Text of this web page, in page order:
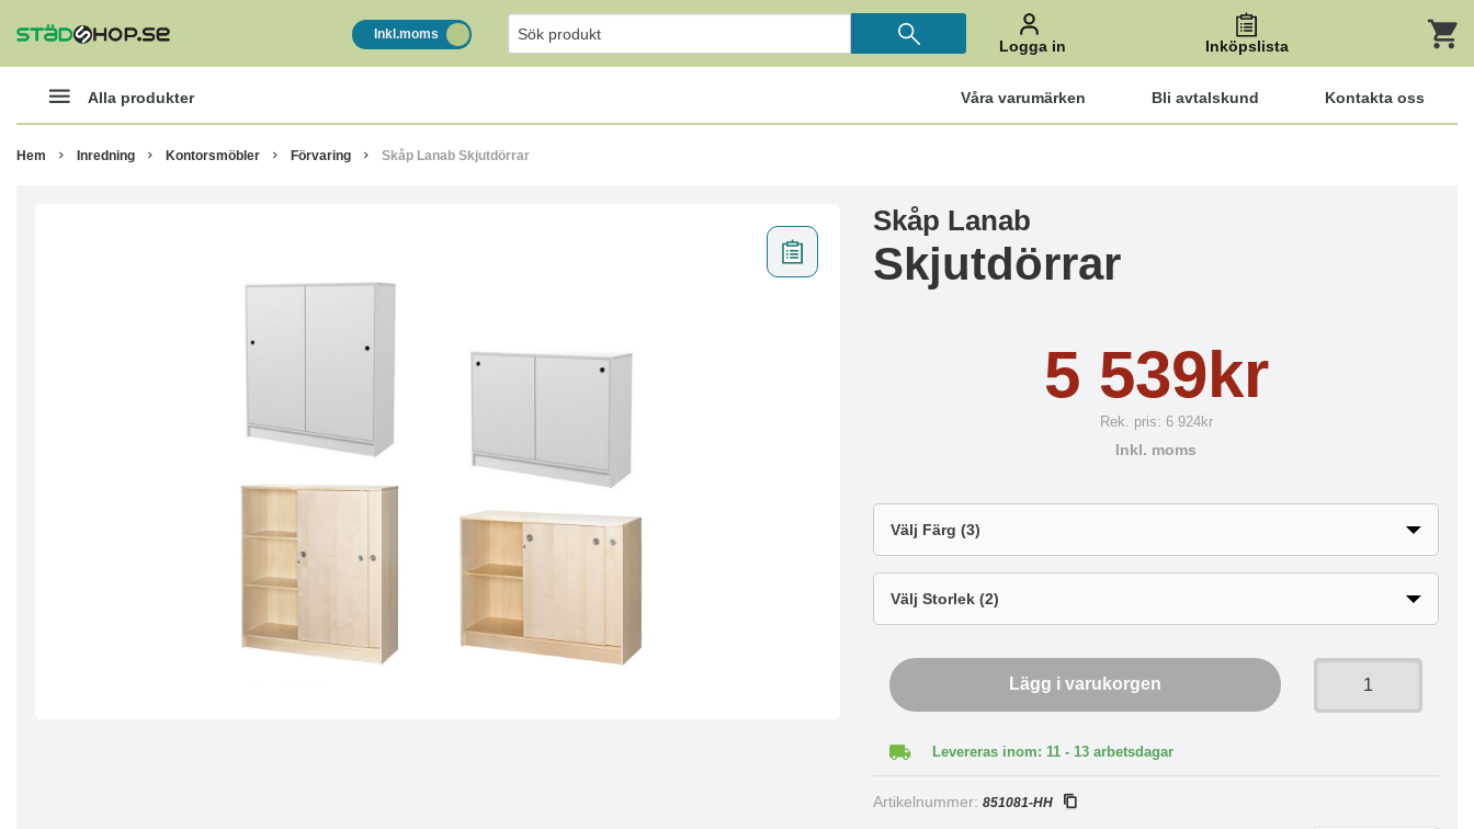
Inkl.moms
Logga in Inköpslista
Alla produkter Våra varumärken Bli avtalskund Kontakta oss
Hem Inredning Kontorsmöbler Förvaring Skåp Lanab Skjutdörrar
Skåp Lanab
Skjutdörrar
5 539kr
Rek. pris: 6 924kr
Inkl. moms
Lägg i varukorgen
Levereras inom: 11 - 13 arbetsdagar
Artikelnummer:851081-HH